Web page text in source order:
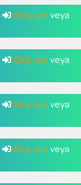
Giriş yap veya
Giriş yap veya
Giriş yap veya
Giriş yap veya